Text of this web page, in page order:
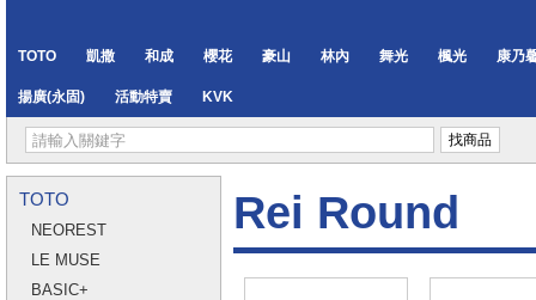
TOTO 凱撒 和成 櫻花 豪山 林內 舞光 楓光 康乃
揚廣(永固) 活動特賣 KVK
TOTO
NEOREST
LE MUSE
BASIC+
Rei Round